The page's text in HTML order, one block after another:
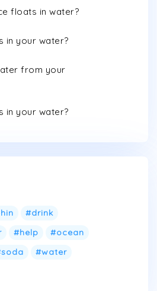
floats in water?
in your water?
from your
in your water?
drink
help
ocean
soda
water